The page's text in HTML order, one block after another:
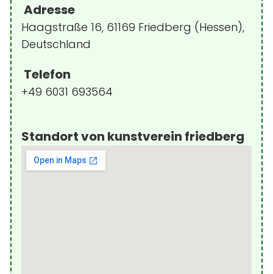
Adresse
Haagstraße 16, 61169 Friedberg (Hessen),
Deutschland
Telefon
+49 6031 693564
Standort von kunstverein friedberg